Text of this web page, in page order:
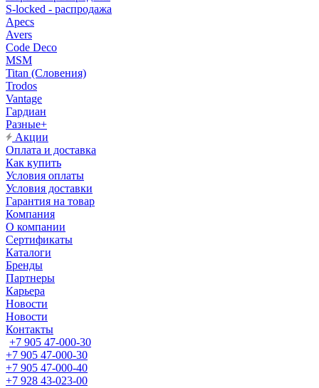
S-locked - распродажа
Apecs
Avers
Code Deco
MSM
Titan (Словения)
Trodos
Vantage
Гардиан
Разные+
Акции
Оплата и доставка
Как купить
Условия оплаты
Условия доставки
Гарантия на товар
Компания
О компании
Сертификаты
Каталоги
Бренды
Партнеры
Карьера
Новости
Новости
Контакты
+7 905 47-000-30
+7 905 47-000-30
+7 905 47-000-40
+7 928 43-023-00